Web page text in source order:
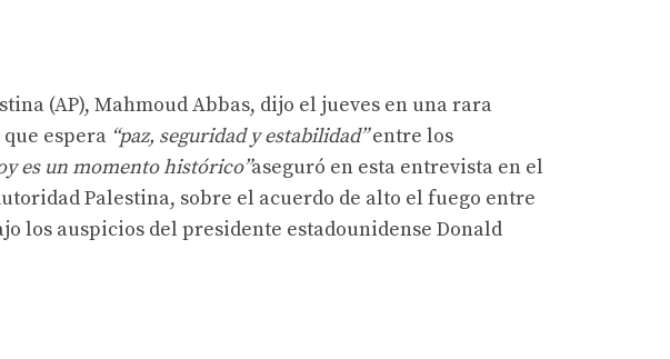
(AP), Mahmoud Abbas, dijo el jueves en una rara
espera “paz, seguridad y estabilidad”entre los
es un momento histórico”aseguró en esta entrevista en el
Palestina, sobre el acuerdo de alto el fuego entre
los auspicios del presidente estadounidense Donald